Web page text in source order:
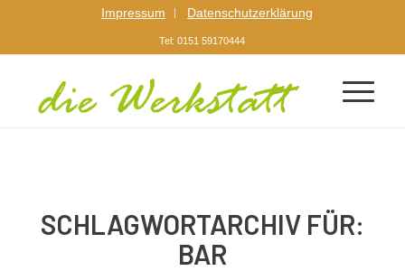
Impressum Datenschutzerklärung
Tel: 0151 59170444
SCHLAGWORTARCHIV FÜR:
BAR